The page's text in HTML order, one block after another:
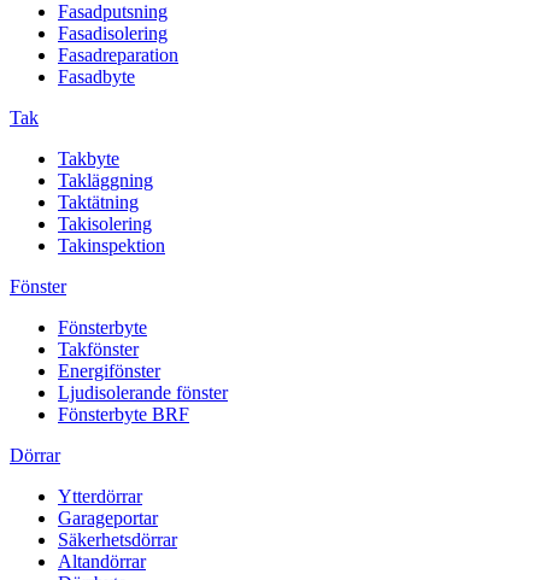
Fasadputsning
Fasadisolering
Fasadreparation
Fasadbyte
Tak
Takbyte
Takläggning
Taktätning
Takisolering
Takinspektion
Fönster
Fönsterbyte
Takfönster
Energifönster
Ljudisolerande fönster
Fönsterbyte BRF
Dörrar
Ytterdörrar
Garageportar
Säkerhetsdörrar
Altandörrar